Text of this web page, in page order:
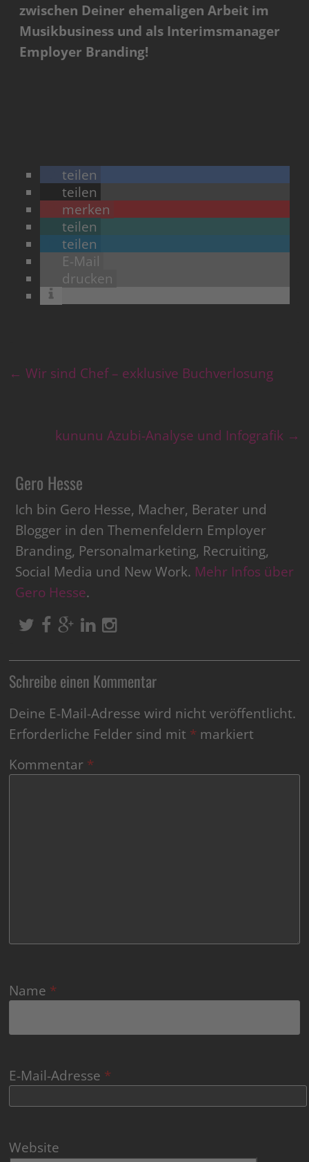
zwischen Deiner ehemaligen Arbeit im
Musikbusiness und als Interimsmanager
Employer Branding!
teilen
teilen
merken
teilen
teilen
E-Mail
drucken
← Wir sind Chef – exklusive Buchverlosung
kununu Azubi-Analyse und Infografik →
Gero Hesse
Ich bin Gero Hesse, Macher, Berater und
Blogger in den Themenfeldern Employer
Branding, Personalmarketing, Recruiting,
Social Media und New Work. Mehr Infos über
Gero Hesse.
Schreibe einen Kommentar
Deine E-Mail-Adresse wird nicht veröffentlicht.
Erforderliche Felder sind mit * markiert
Kommentar *
Name *
E-Mail-Adresse *
Website